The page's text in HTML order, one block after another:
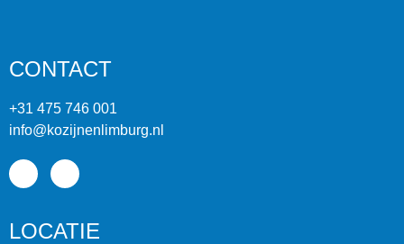
CONTACT
+31 475 746 001
info@kozijnenlimburg.nl
LOCATIE